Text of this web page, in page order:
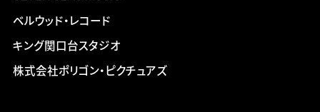
ベルウッド・レコード
キング関口台スタジオ
株式会社ポリゴン・ピクチュアズ